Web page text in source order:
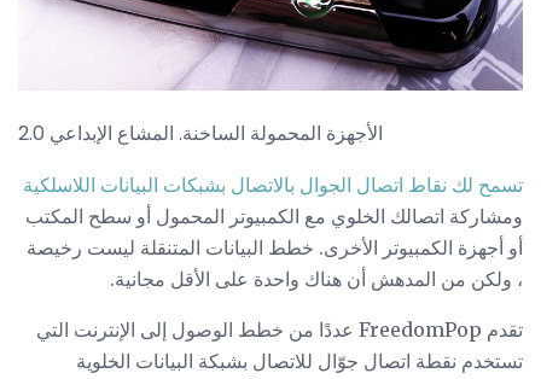
الأجهزة المحمولة الساخنة. المشاع الإبداعي 2.0
تسمح لك نقاط اتصال الجوال بالاتصال بشبكات البيانات اللاسلكية
ومشاركة اتصالك الخلوي مع الكمبيوتر المحمول أو سطح المكتب
أو أجهزة الكمبيوتر الأخرى. خطط البيانات المتنقلة ليست رخيصة
، ولكن من المدهش أن هناك واحدة على الأقل مجانية.
تقدم FreedomPop عددًا من خطط الوصول إلى الإنترنت التي
تستخدم نقطة اتصال جوّال للاتصال بشبكة البيانات الخلوية